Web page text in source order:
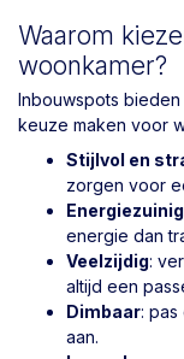
Waarom
woonkamer?
Inbouwspots
keuze maken voor
Stijlvol en
zorgen voor
Energiezuinig
energie dan
Veelzijdig:
altijd een
Dimbaar:
aan.